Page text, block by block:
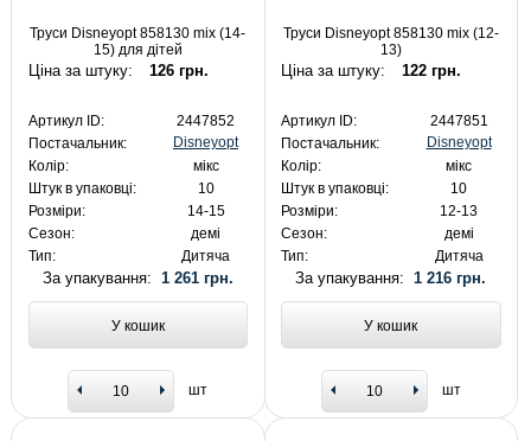
Труси Disneyopt 858130 mix (14-
15) для дітей
Ціна за штуку: 126 грн.
Артикул ID:
2447852
Постачальник:
Disneyopt
Колір:
мікс
Штук в упаковці:
10
Розміри:
14-15
Сезон:
демі
Тип:
Дитяча
За упакування: 1 261 грн.
У кошик
шт
Труси Disneyopt 858130 mix (12-
13)
Ціна за штуку: 122 грн.
Артикул ID:
2447851
Постачальник:
Disneyopt
Колір:
мікс
Штук в упаковці:
10
Розміри:
12-13
Сезон:
демі
Тип:
Дитяча
За упакування:1 216 грн.
У кошик
шт